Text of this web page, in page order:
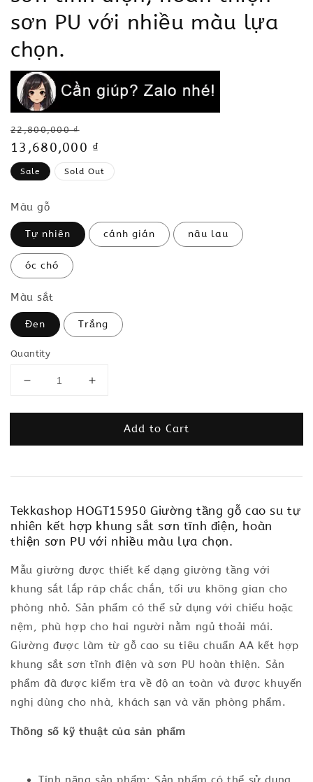
sơn PU với nhiều màu lựa
chọn.
Regular
price
22,800,000 ₫
Sale
price
13,680,000 ₫
Sale Sold Out
Màu gỗ
Tự nhiên cánh gián nâu lau
óc chó
Màu sắt
Đen Trắng
Quantity
Add to Cart
Tekkashop HOGT15950 Giường tầng gỗ cao su tự
nhiên kết hợp khung sắt sơn tĩnh điện, hoàn
thiện sơn PU với nhiều màu lựa chọn.
Mẫu giường được thiết kế dạng giường tầng với
khung sắt lắp ráp chắc chắn, tối ưu không gian cho
phòng nhỏ. Sản phẩm có thể sử dụng với chiếu hoặc
nệm, phù hợp cho hai người nằm ngủ thoải mái.
Giường được làm từ gỗ cao su tiêu chuẩn AA kết hợp
khung sắt sơn tĩnh điện và sơn PU hoàn thiện. Sản
phẩm đã được kiểm tra về độ an toàn và được khuyến
nghị dùng cho nhà, khách sạn và văn phòng phẩm.
Thông số kỹ thuật của sản phẩm